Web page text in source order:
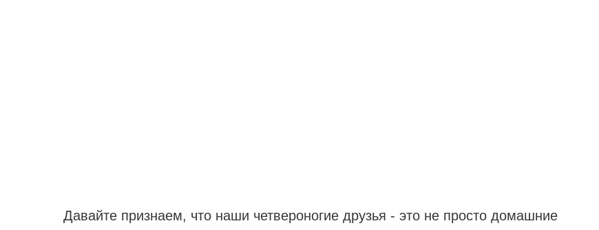
Давайте признаем, что наши четвероногие друзья - это не просто домашние